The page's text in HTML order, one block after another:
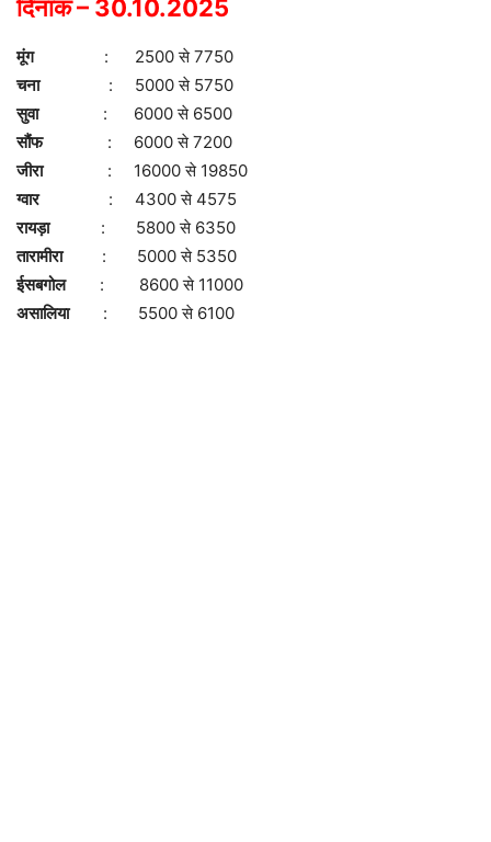
दिनांक – 30.10.2025
मूंग: 2500 से 7750
चना : 5000 से 5750
सुवा : 6000 से 6500
सौंफ
: 6000 से 7200
जीरा : 16000 से 19850
ग्वार
: 4300 से 4575
रायड़ा : 5800 से 6350
तारामीरा: 5000 से 5350
ईसबगोल
: 8600 से 11000
असालिया : 5500 से 6100